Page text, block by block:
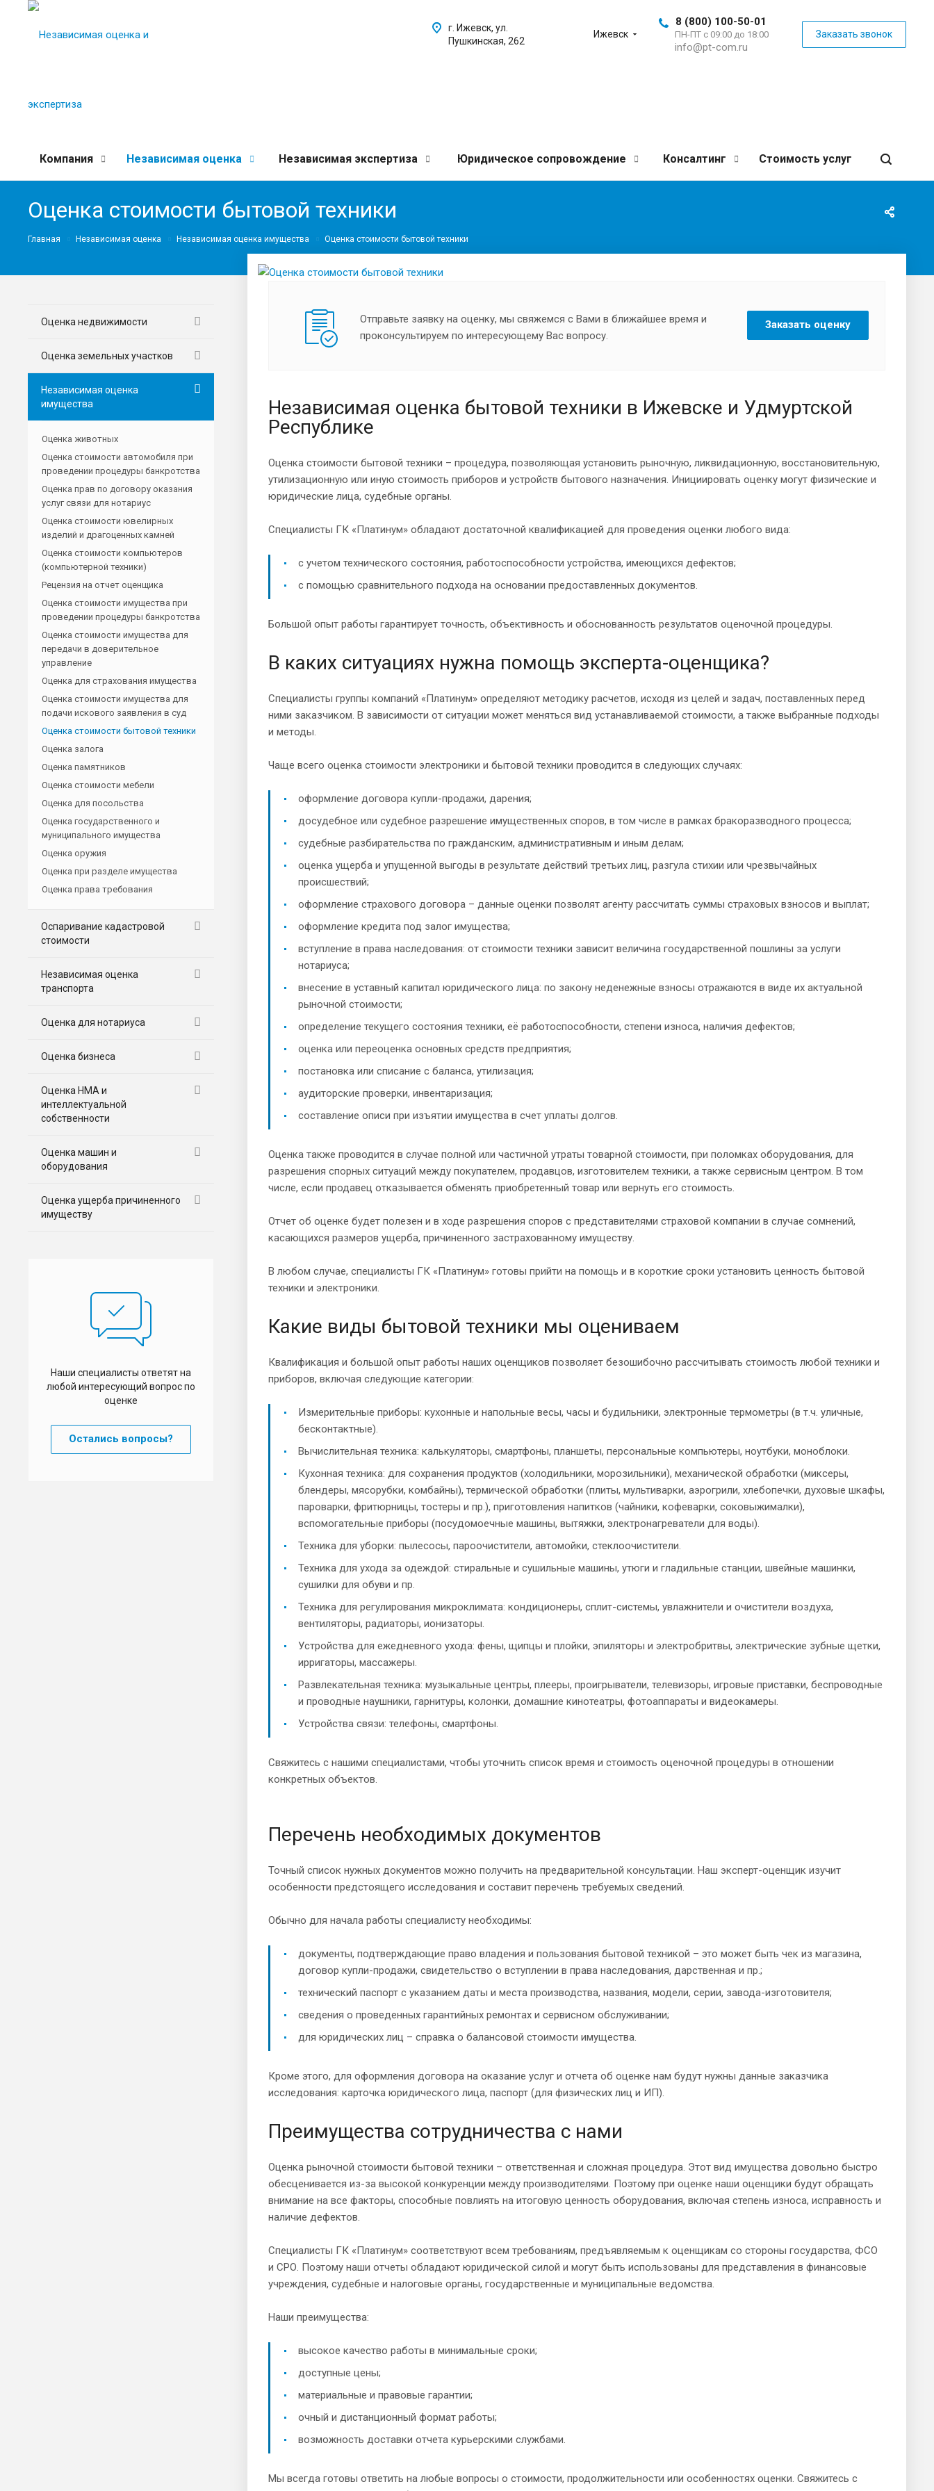
Ижевск
8 (800) 100-50-01
ПН-ПТ с 09:00 до 18:00
info@pt-com.ru
Заказать звонок
г. Ижевск, ул.
Пушкинская, 262
Компания Независимая оценка Независимая экспертиза Юридическое сопровождение Консалтинг Стоимость услуг
Оценка стоимости бытовой техники
Главная Независимая оценка Независимая оценка имущества Оценка стоимости бытовой техники
Отправьте заявку на оценку, мы свяжемся с Вами в ближайшее время и
проконсультируем по интересующему Вас вопросу.
Заказать оценку
Независимая оценка бытовой техники в Ижевске и Удмуртской
Республике
Оценка стоимости бытовой техники – процедура, позволяющая установить рыночную, ликвидационную, восстановительную,
утилизационную или иную стоимость приборов и устройств бытового назначения. Инициировать оценку могут физические и
юридические лица, судебные органы.
Специалисты ГК «Платинум» обладают достаточной квалификацией для проведения оценки любого вида:
с учетом технического состояния, работоспособности устройства, имеющихся дефектов;
с помощью сравнительного подхода на основании предоставленных документов.
Большой опыт работы гарантирует точность, объективность и обоснованность результатов оценочной процедуры.
В каких ситуациях нужна помощь эксперта-оценщика?
Специалисты группы компаний «Платинум» определяют методику расчетов, исходя из целей и задач, поставленных перед
ними заказчиком. В зависимости от ситуации может меняться вид устанавливаемой стоимости, а также выбранные подходы
и методы.
Чаще всего оценка стоимости электроники и бытовой техники проводится в следующих случаях:
оформление договора купли-продажи, дарения;
досудебное или судебное разрешение имущественных споров, в том числе в рамках бракоразводного процесса;
судебные разбирательства по гражданским, административным и иным делам;
оценка ущерба и упущенной выгоды в результате действий третьих лиц, разгула стихии или чрезвычайных
происшествий;
оформление страхового договора – данные оценки позволят агенту рассчитать суммы страховых взносов и выплат;
оформление кредита под залог имущества;
вступление в права наследования: от стоимости техники зависит величина государственной пошлины за услуги
нотариуса;
внесение в уставный капитал юридического лица: по закону неденежные взносы отражаются в виде их актуальной
рыночной стоимости;
определение текущего состояния техники, её работоспособности, степени износа, наличия дефектов;
оценка или переоценка основных средств предприятия;
постановка или списание с баланса, утилизация;
аудиторские проверки, инвентаризация;
составление описи при изъятии имущества в счет уплаты долгов.
Оценка также проводится в случае полной или частичной утраты товарной стоимости, при поломках оборудования, для
разрешения спорных ситуаций между покупателем, продавцов, изготовителем техники, а также сервисным центром. В том
числе, если продавец отказывается обменять приобретенный товар или вернуть его стоимость.
Отчет об оценке будет полезен и в ходе разрешения споров с представителями страховой компании в случае сомнений,
касающихся размеров ущерба, причиненного застрахованному имуществу.
В любом случае, специалисты ГК «Платинум» готовы прийти на помощь и в короткие сроки установить ценность бытовой
техники и электроники.
Какие виды бытовой техники мы оцениваем
Квалификация и большой опыт работы наших оценщиков позволяет безошибочно рассчитывать стоимость любой техники и
приборов, включая следующие категории:
Измерительные приборы: кухонные и напольные весы, часы и будильники, электронные термометры (в т.ч. уличные,
бесконтактные).
Вычислительная техника: калькуляторы, смартфоны, планшеты, персональные компьютеры, ноутбуки, моноблоки.
Кухонная техника: для сохранения продуктов (холодильники, морозильники), механической обработки (миксеры,
блендеры, мясорубки, комбайны), термической обработки (плиты, мультиварки, аэрогрили, хлебопечки, духовые шкафы,
пароварки, фритюрницы, тостеры и пр.), приготовления напитков (чайники, кофеварки, соковыжималки),
вспомогательные приборы (посудомоечные машины, вытяжки, электронагреватели для воды).
Техника для уборки: пылесосы, пароочистители, автомойки, стеклоочистители.
Техника для ухода за одеждой: стиральные и сушильные машины, утюги и гладильные станции, швейные машинки,
сушилки для обуви и пр.
Техника для регулирования микроклимата: кондиционеры, сплит-системы, увлажнители и очистители воздуха,
вентиляторы, радиаторы, ионизаторы.
Устройства для ежедневного ухода: фены, щипцы и плойки, эпиляторы и электробритвы, электрические зубные щетки,
ирригаторы, массажеры.
Развлекательная техника: музыкальные центры, плееры, проигрыватели, телевизоры, игровые приставки, беспроводные
и проводные наушники, гарнитуры, колонки, домашние кинотеатры, фотоаппараты и видеокамеры.
Устройства связи: телефоны, смартфоны.
Свяжитесь с нашими специалистами, чтобы уточнить список время и стоимость оценочной процедуры в отношении
конкретных объектов.
Перечень необходимых документов
Точный список нужных документов можно получить на предварительной консультации. Наш эксперт-оценщик изучит
особенности предстоящего исследования и составит перечень требуемых сведений.
Обычно для начала работы специалисту необходимы:
документы, подтверждающие право владения и пользования бытовой техникой – это может быть чек из магазина,
договор купли-продажи, свидетельство о вступлении в права наследования, дарственная и пр.;
технический паспорт с указанием даты и места производства, названия, модели, серии, завода-изготовителя;
сведения о проведенных гарантийных ремонтах и сервисном обслуживании;
для юридических лиц – справка о балансовой стоимости имущества.
Кроме этого, для оформления договора на оказание услуг и отчета об оценке нам будут нужны данные заказчика
исследования: карточка юридического лица, паспорт (для физических лиц и ИП).
Преимущества сотрудничества с нами
Оценка рыночной стоимости бытовой техники – ответственная и сложная процедура. Этот вид имущества довольно быстро
обесценивается из-за высокой конкуренции между производителями. Поэтому при оценке наши оценщики будут обращать
внимание на все факторы, способные повлиять на итоговую ценность оборудования, включая степень износа, исправность и
наличие дефектов.
Специалисты ГК «Платинум» соответствуют всем требованиям, предъявляемым к оценщикам со стороны государства, ФСО
и СРО. Поэтому наши отчеты обладают юридической силой и могут быть использованы для представления в финансовые
учреждения, судебные и налоговые органы, государственные и муниципальные ведомства.
Наши преимущества:
высокое качество работы в минимальные сроки;
доступные цены;
материальные и правовые гарантии;
очный и дистанционный формат работы;
возможность доставки отчета курьерскими службами.
Мы всегда готовы ответить на любые вопросы о стоимости, продолжительности или особенностях оценки. Свяжитесь с
Оценка недвижимости
Оценка земельных участков
Независимая оценка
имущества
Оценка животных
Оценка стоимости автомобиля при
проведении процедуры банкротства
Оценка прав по договору оказания
услуг связи для нотариус
Оценка стоимости ювелирных
изделий и драгоценных камней
Оценка стоимости компьютеров
(компьютерной техники)
Рецензия на отчет оценщика
Оценка стоимости имущества при
проведении процедуры банкротства
Оценка стоимости имущества для
передачи в доверительное
управление
Оценка для страхования имущества
Оценка стоимости имущества для
подачи искового заявления в суд
Оценка стоимости бытовой техники
Оценка залога
Оценка памятников
Оценка стоимости мебели
Оценка для посольства
Оценка государственного и
муниципального имущества
Оценка оружия
Оценка при разделе имущества
Оценка права требования
Оспаривание кадастровой
стоимости
Независимая оценка
транспорта
Оценка для нотариуса
Оценка бизнеса
Оценка НМА и
интеллектуальной
собственности
Оценка машин и
оборудования
Оценка ущерба причиненного
имуществу
Наши специалисты ответят на
любой интересующий вопрос по
оценке
Остались вопросы?